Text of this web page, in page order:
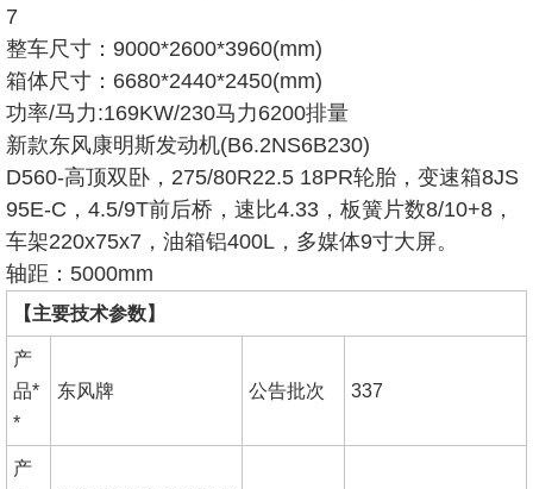
7
整车尺寸：9000*2600*3960(mm)
箱体尺寸：6680*2440*2450(mm)
功率/马力:169KW/230马力6200排量
新款东风康明斯发动机(B6.2NS6B230)
D560-高顶双卧，275/80R22.5 18PR轮胎，变速箱8JS
95E-C，4.5/9T前后桥，速比4.33，板簧片数8/10+8，
车架220x75x7，油箱铝400L，多媒体9寸大屏。
轴距：5000mm
【主要技术参数】
产
品*
*
东风牌 公告批次 337
产